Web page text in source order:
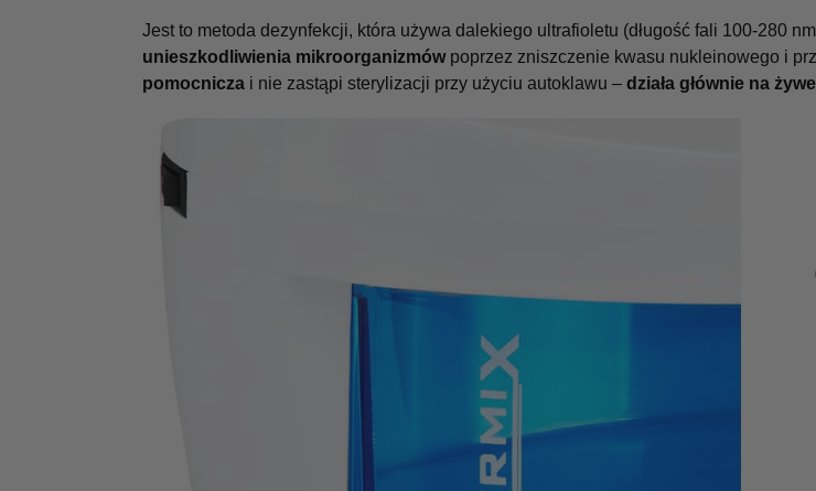
Jest to metoda dezynfekcji, która używa dalekiego ultrafioletu (długość fali 100-280
unieszkodliwienia mikroorganizmówpoprzez zniszczenie kwasu nukleinowego i
pomocniczai nie zastąpi sterylizacji przy użyciu autoklawu – działa głównie na